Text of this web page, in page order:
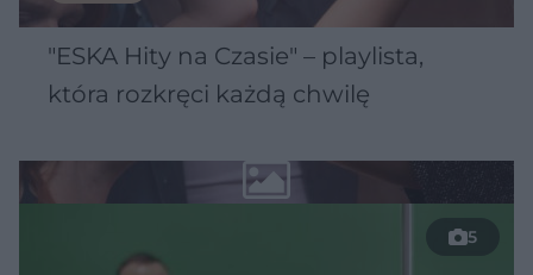
"ESKA Hity na Czasie" – playlista,
która rozkręci każdą chwilę
5